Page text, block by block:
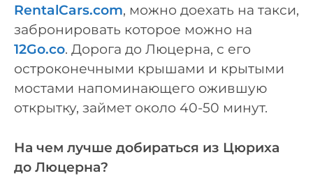
RentalCars.com, можно доехать на такси,
забронировать которое можно на
12Go.co. Дорога до Люцерна, с его
остроконечными крышами и крытыми
мостами напоминающего ожившую
открытку, займет около 40-50 минут.
На чем лучше добираться из Цюриха
до Люцерна?